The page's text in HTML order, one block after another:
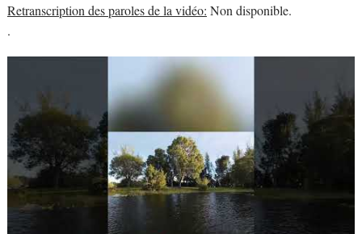
Retranscription des paroles de la vidéo: Non disponible.
.